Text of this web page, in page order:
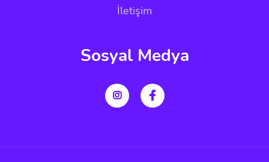
İletişim
Sosyal Medya